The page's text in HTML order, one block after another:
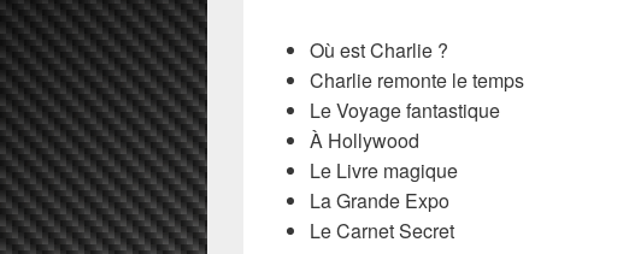
Où est Charlie ?
Charlie remonte le temps
Le Voyage fantastique
À Hollywood
Le Livre magique
La Grande Expo
Le Carnet Secret